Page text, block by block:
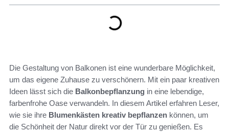
Die Gestaltung von Balkonen ist eine wunderbare Möglichkeit,
um das eigene Zuhause zu verschönern. Mit ein paar kreativen
Ideen lässt sich die Balkonbepflanzung in eine lebendige,
farbenfrohe Oase verwandeln. In diesem Artikel erfahren Leser,
wie sie ihre Blumenkästen kreativ bepflanzen können, um
die Schönheit der Natur direkt vor der Tür zu genießen. Es